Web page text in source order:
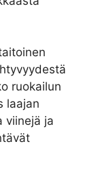
ruokailun
laajan
viinejä ja